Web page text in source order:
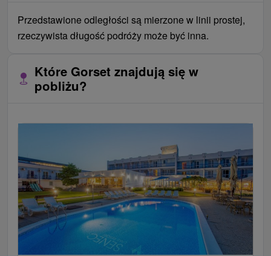
Przedstawione odległości są mierzone w linii prostej,
rzeczywista długość podróży może być inna.
Które Gorset znajdują się w
pobliżu?